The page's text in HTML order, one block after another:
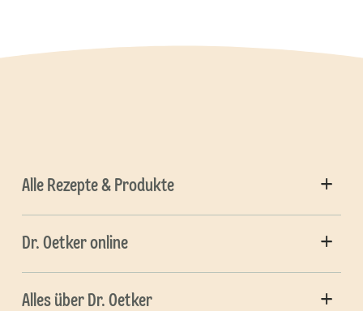
Alle Rezepte & Produkte
Dr. Oetker online
Alles über Dr. Oetker